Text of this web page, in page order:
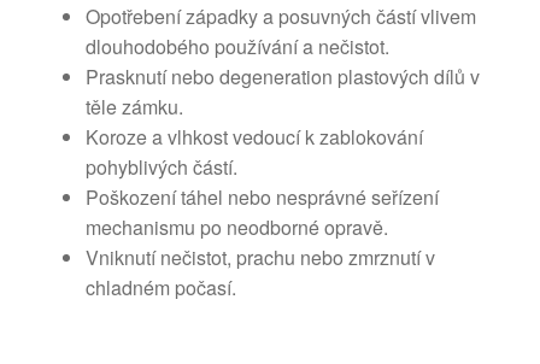
Opotřebení západky a posuvných částí vlivem
dlouhodobého používání a nečistot.
Prasknutí nebo degeneration plastových dílů v
těle zámku.
Koroze a vlhkost vedoucí k zablokování
pohyblivých částí.
Poškození táhel nebo nesprávné seřízení
mechanismu po neodborné opravě.
Vniknutí nečistot, prachu nebo zmrznutí v
chladném počasí.